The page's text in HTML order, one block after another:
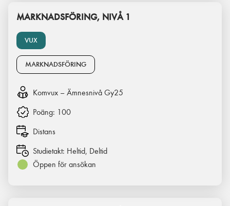
VUX
MARKNADSFÖRING, NIVÅ 1
MARKNADSFÖRING
Komvux – Ämnesnivå Gy25
Poäng: 100
Distans
Studietakt: Heltid, Deltid
Öppen för ansökan